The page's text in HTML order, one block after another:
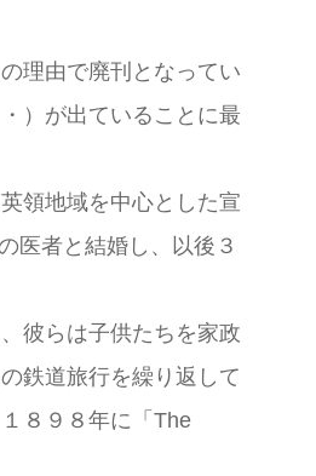
理由で廃刊となってい
）が出ていることに最
領地域を中心とした宣
医者と結婚し、以後３
彼らは子供たちを家政
鉄道旅行を繰り返して
８９８年に「The